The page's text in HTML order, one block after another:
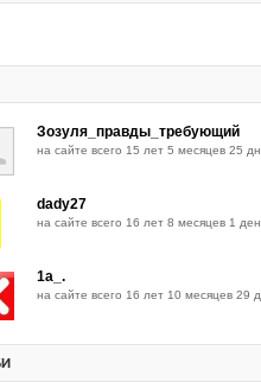
Зозуля_правды_требующий
на сайте всего 15 лет 5 месяцев 25
dady27
на сайте всего 16 лет 8 месяцев 1
1a_.
на сайте всего 16 лет 10 месяцев 29